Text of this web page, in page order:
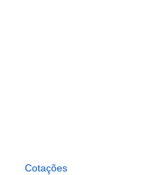
Cotações